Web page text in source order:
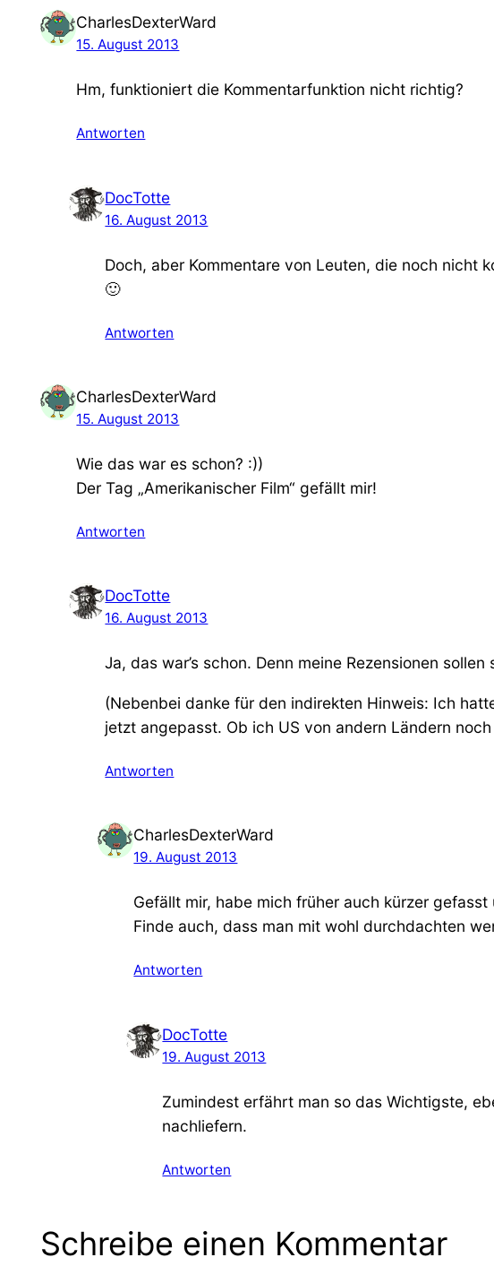
CharlesDexterWard
15. August 2013
Hm, funktioniert die Kommentarfunktion nicht richtig?
Antworten
DocTotte
16. August 2013
Doch, aber Kommentare von Leuten, die noch nicht
🙂
Antworten
CharlesDexterWard
15. August 2013
Wie das war es schon? :))
Der Tag „Amerikanischer Film“ gefällt mir!
Antworten
DocTotte
16. August 2013
Ja, das war’s schon. Denn meine Rezensionen
(Nebenbei danke für den indirekten Hinweis: Ich
jetzt angepasst. Ob ich US von andern Ländern
Antworten
CharlesDexterWard
19. August 2013
Gefällt mir, habe mich früher auch kürzer
Finde auch, dass man mit wohl durchdachten
Antworten
DocTotte
19. August 2013
Zumindest erfährt man so das Wichtigste,
nachliefern.
Antworten
Schreibe einen Kommentar